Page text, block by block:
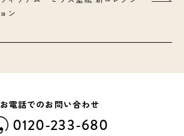
ョン
お電話でのお問い合わせ
0120-233-680